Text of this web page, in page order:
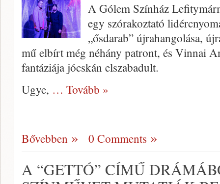
A Gólem Színház
egy szórakoztató
„ősdarab” újrahangolása,
mű elbírt még néhány patront, és Vinnai
fantáziája jócskán elszabadult.
Ugye, … Tovább »
Bővebben 0 Comments
A “GETTÓ” CÍMŰ